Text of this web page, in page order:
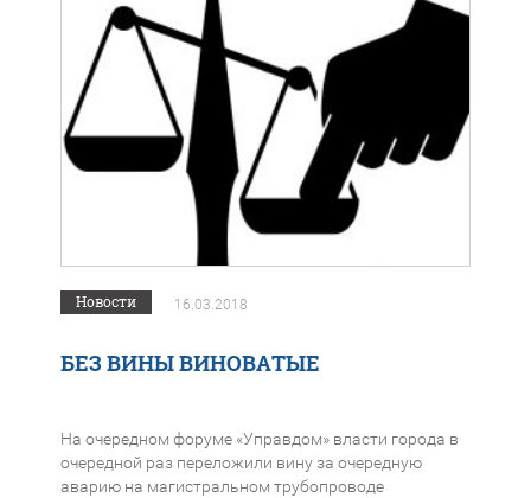
Новости 16.03.2018
БЕЗ ВИНЫ ВИНОВАТЫЕ
На очередном форуме «Управдом» власти города в
очередной раз переложили вину за очередную
аварию на магистральном трубопроводе